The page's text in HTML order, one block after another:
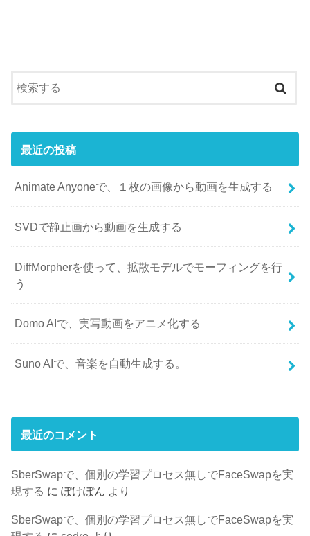
最近の投稿
Animate Anyoneで、１枚の画像から動画を生成する
SVDで静止画から動画を生成する
DiffMorpherを使って、拡散モデルでモーフィングを行
う
Domo AIで、実写動画をアニメ化する
Suno AIで、音楽を自動生成する。
最近のコメント
SberSwapで、個別の学習プロセス無しでFaceSwapを実
現する にぽけぽん より
SberSwapで、個別の学習プロセス無しでFaceSwapを実